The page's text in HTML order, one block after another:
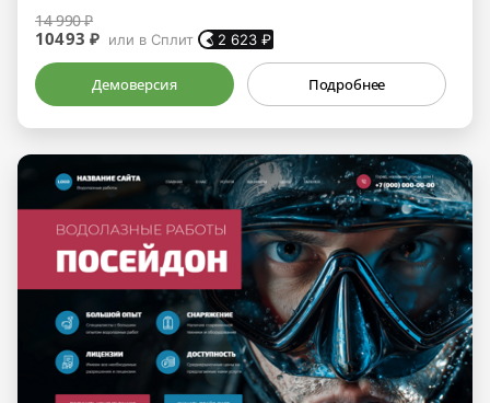
14 990 ₽
10493 ₽ или в Сплит 2 623 ₽
Демоверсия Подробнее